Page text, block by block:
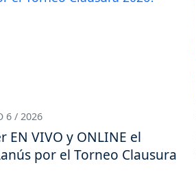
6 / 2026
EN VIVO y ONLINE el
por el Torneo Clausura